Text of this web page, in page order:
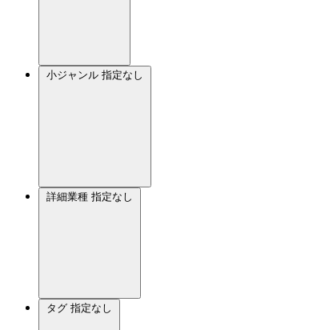
小ジャンル 指定なし
詳細業種 指定なし
タグ 指定なし